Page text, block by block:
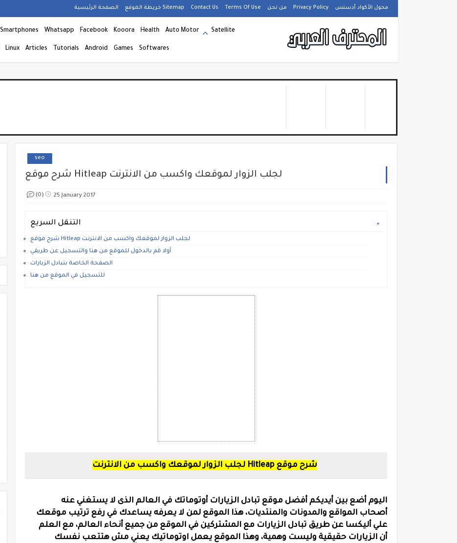
الصفحة الرئيسية خريطة الموقع Sitemap Contact Us Terms Of Use من نحن Privacy Policy محول الأكواد أدسنس
Smartphones Whatsapp Facebook Kooora Health Auto Motor Satellite
Linux Articles Tutorials Android Games Softwares
seo
شرح موقع Hitleap لجلب الزوار لموقعك واكسب من الانترنت
25 January 2017
(0)
التنقل السريع
شرح موقع Hitleap لجلب الزوار لموقعك واكسب من الانترنت
الصفحة الخاصة بتبادل الزيارات
شرح موقع Hitleap لجلب الزوار لموقعك واكسب من الانترنت
اليوم أضع بين أيديكم أفضل موقع تبادل الزيارات أوتوماتك في العالم الذى لا يستغني عنه
أصحاب المواقع والمدونات والمنتديات، هذا الموقع لمن لا يعرفه يساعدك في رفع ترتيب موقعك
علي أليكسا عن طريق تبادل الزيارات مع المشتركين في الموقع من جميع أنحاء العالم، مع العلم
أن الزيارات حقيقية وليست وهمية، وهذا الموقع يعمل اوتوماتيك يعني مش هتتعب نفسك